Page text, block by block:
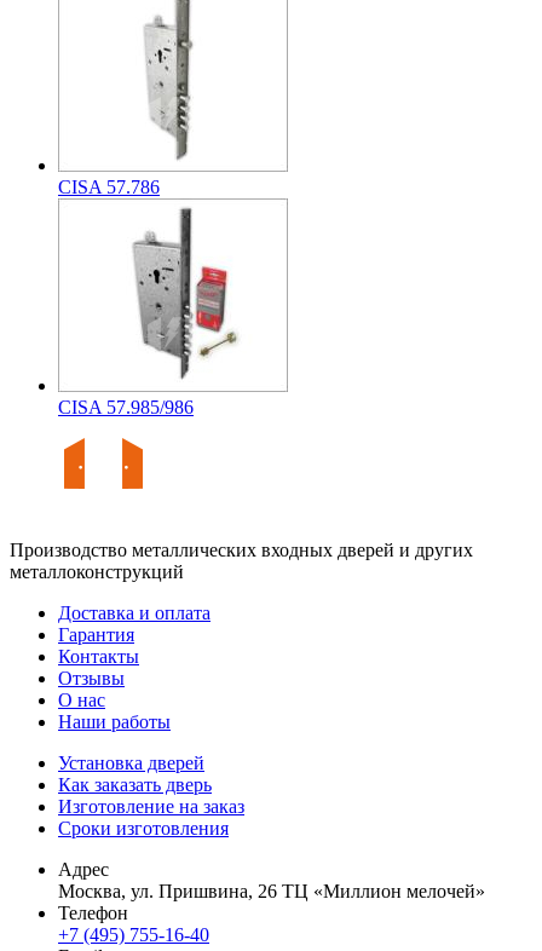
CISA 57.786
CISA 57.985/986
Производство металлических входных дверей и других
металлоконструкций
Доставка и оплата
Гарантия
Контакты
Отзывы
О нас
Наши работы
Установка дверей
Как заказать дверь
Изготовление на заказ
Сроки изготовления
Адрес
Москва, ул. Пришвина, 26 ТЦ «Миллион мелочей»
Телефон
+7 (495) 755-16-40